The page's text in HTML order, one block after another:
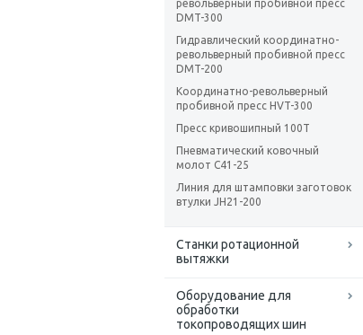
револьверный пробивной пресс
DMT-300
Гидравлический координатно-
револьверный пробивной пресс
DMT-200
Координатно-револьверный
пробивной пресс HVT-300
Пресс кривошипный 100T
Пневматический ковочный
молот С41-25
Линия для штамповки заготовок
втулки JH21-200
Станки ротационной
вытяжки
Оборудование для
обработки
токопроводящих шин